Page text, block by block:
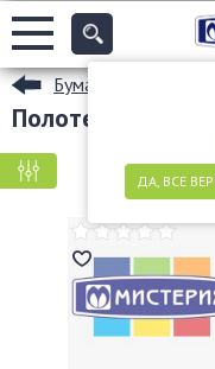
ДА, ВСЕ
Бумажные
Полотенца